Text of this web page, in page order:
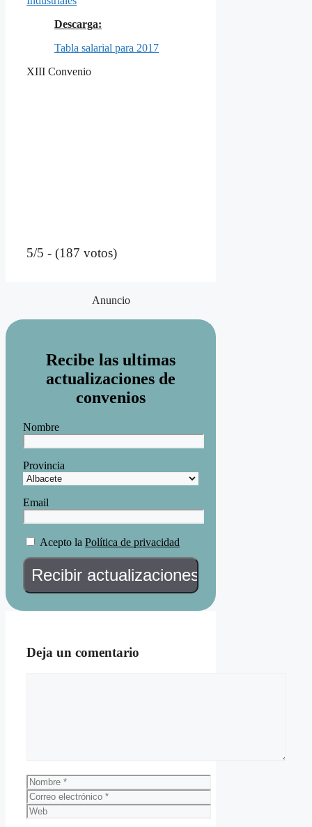
Descarga:
Tabla salarial para 2017
XIII Convenio
5/5 - (187 votos)
Anuncio
Recibe las ultimas
actualizaciones de
convenios
Nombre
Provincia
Email
Acepto la Política de privacidad
Deja un comentario
Nombre
Correo
electrónico
Web